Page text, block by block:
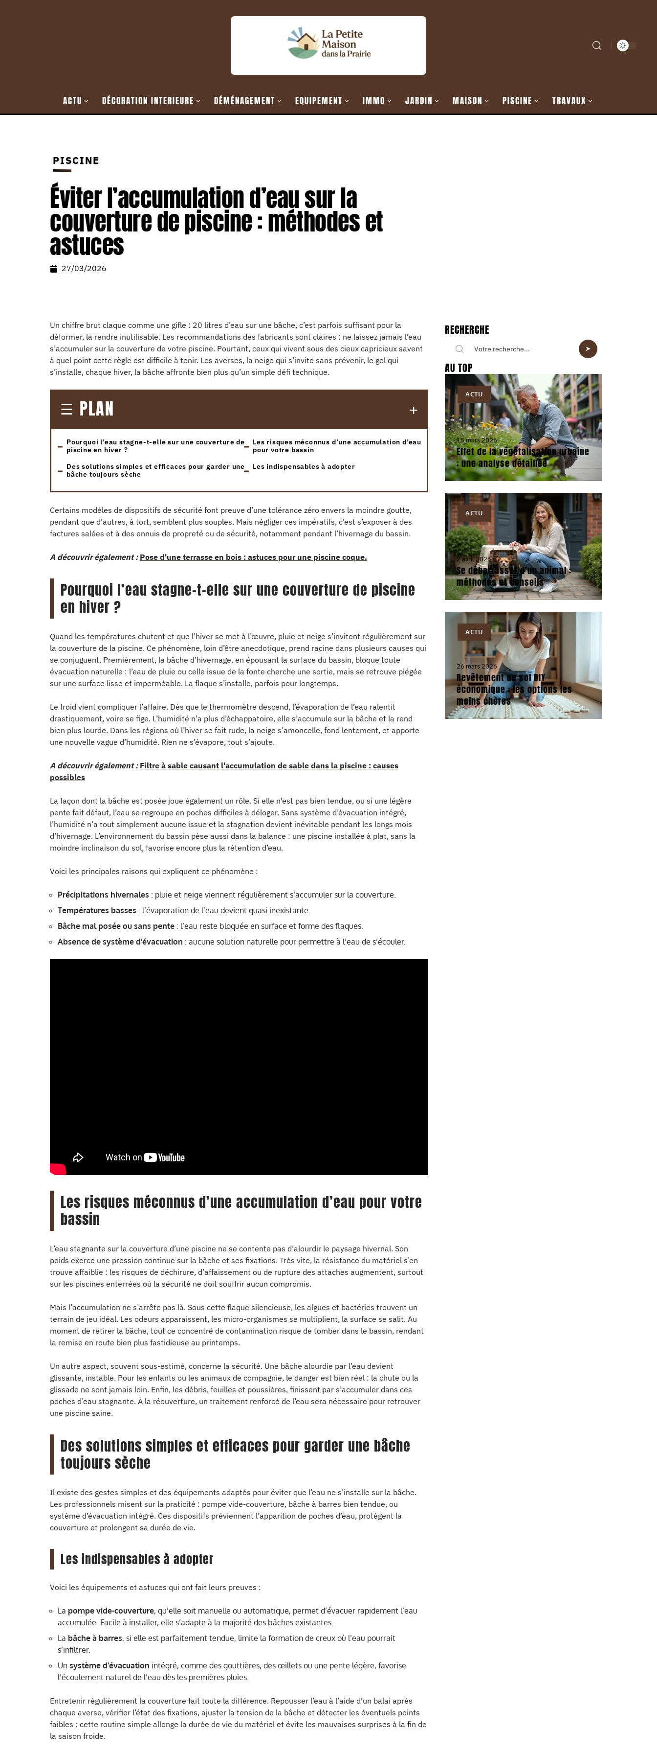
ACTU DÉCORATION INTERIEURE DÉMÉNAGEMENT EQUIPEMENT IMMO JARDIN MAISON PISCINE TRAVAUX
PISCINE
Éviter l’accumulation d’eau sur la
couverture de piscine : méthodes et
astuces
27/03/2026
Un chiffre brut claque comme une gifle : 20 litres d’eau sur une bâche, c’est parfois suffisant pour la
déformer, la rendre inutilisable. Les recommandations des fabricants sont claires : ne laissez jamais l’eau
s’accumuler sur la couverture de votre piscine. Pourtant, ceux qui vivent sous des cieux capricieux savent
à quel point cette règle est difficile à tenir. Les averses, la neige qui s’invite sans prévenir, le gel qui
s’installe, chaque hiver, la bâche affronte bien plus qu’un simple défi technique.
PLAN
Pourquoi l’eau stagne-t-elle sur une couverture de
piscine en hiver ?
Les risques méconnus d’une accumulation d’eau
pour votre bassin
Des solutions simples et efficaces pour garder une
bâche toujours sèche
Les indispensables à adopter
Certains modèles de dispositifs de sécurité font preuve d’une tolérance zéro envers la moindre goutte,
pendant que d’autres, à tort, semblent plus souples. Mais négliger ces impératifs, c’est s’exposer à des
factures salées et à des ennuis de propreté ou de sécurité, notamment pendant l’hivernage du bassin.
A découvrir également : Pose d'une terrasse en bois : astuces pour une piscine coque.
Pourquoi l’eau stagne-t-elle sur une couverture de piscine
en hiver ?
Quand les températures chutent et que l’hiver se met à l’œuvre, pluie et neige s’invitent régulièrement sur
la couverture de la piscine. Ce phénomène, loin d’être anecdotique, prend racine dans plusieurs causes qui
se conjuguent. Premièrement, la bâche d’hivernage, en épousant la surface du bassin, bloque toute
évacuation naturelle : l’eau de pluie ou celle issue de la fonte cherche une sortie, mais se retrouve piégée
sur une surface lisse et imperméable. La flaque s’installe, parfois pour longtemps.
Le froid vient compliquer l’affaire. Dès que le thermomètre descend, l’évaporation de l’eau ralentit
drastiquement, voire se fige. L’humidité n’a plus d’échappatoire, elle s’accumule sur la bâche et la rend
bien plus lourde. Dans les régions où l’hiver se fait rude, la neige s’amoncelle, fond lentement, et apporte
une nouvelle vague d’humidité. Rien ne s’évapore, tout s’ajoute.
A découvrir également : Filtre à sable causant l'accumulation de sable dans la piscine : causes
possibles
La façon dont la bâche est posée joue également un rôle. Si elle n’est pas bien tendue, ou si une légère
pente fait défaut, l’eau se regroupe en poches difficiles à déloger. Sans système d’évacuation intégré,
l’humidité n’a tout simplement aucune issue et la stagnation devient inévitable pendant les longs mois
d’hivernage. L’environnement du bassin pèse aussi dans la balance : une piscine installée à plat, sans la
moindre inclinaison du sol, favorise encore plus la rétention d’eau.
Voici les principales raisons qui expliquent ce phénomène :
Précipitations hivernales : pluie et neige viennent régulièrement s’accumuler sur la couverture.
Températures basses : l’évaporation de l’eau devient quasi inexistante.
Bâche mal posée ou sans pente : l’eau reste bloquée en surface et forme des flaques.
Absence de système d’évacuation : aucune solution naturelle pour permettre à l’eau de s’écouler.
Les risques méconnus d’une accumulation d’eau pour votre
bassin
L’eau stagnante sur la couverture d’une piscine ne se contente pas d’alourdir le paysage hivernal. Son
poids exerce une pression continue sur la bâche et ses fixations. Très vite, la résistance du matériel s’en
trouve affaiblie : les risques de déchirure, d’affaissement ou de rupture des attaches augmentent, surtout
sur les piscines enterrées où la sécurité ne doit souffrir aucun compromis.
Mais l’accumulation ne s’arrête pas là. Sous cette flaque silencieuse, les algues et bactéries trouvent un
terrain de jeu idéal. Les odeurs apparaissent, les micro-organismes se multiplient, la surface se salit. Au
moment de retirer la bâche, tout ce concentré de contamination risque de tomber dans le bassin, rendant
la remise en route bien plus fastidieuse au printemps.
Un autre aspect, souvent sous-estimé, concerne la sécurité. Une bâche alourdie par l’eau devient
glissante, instable. Pour les enfants ou les animaux de compagnie, le danger est bien réel : la chute ou la
glissade ne sont jamais loin. Enfin, les débris, feuilles et poussières, finissent par s’accumuler dans ces
poches d’eau stagnante. À la réouverture, un traitement renforcé de l’eau sera nécessaire pour retrouver
une piscine saine.
Des solutions simples et efficaces pour garder une bâche
toujours sèche
Il existe des gestes simples et des équipements adaptés pour éviter que l’eau ne s’installe sur la bâche.
Les professionnels misent sur la praticité : pompe vide-couverture, bâche à barres bien tendue, ou
système d’évacuation intégré. Ces dispositifs préviennent l’apparition de poches d’eau, protègent la
couverture et prolongent sa durée de vie.
Les indispensables à adopter
Voici les équipements et astuces qui ont fait leurs preuves :
La pompe vide-couverture, qu’elle soit manuelle ou automatique, permet d’évacuer rapidement l’eau
accumulée. Facile à installer, elle s’adapte à la majorité des bâches existantes.
La bâche à barres, si elle est parfaitement tendue, limite la formation de creux où l’eau pourrait
s’infiltrer.
Un système d’évacuation intégré, comme des gouttières, des œillets ou une pente légère, favorise
l’écoulement naturel de l’eau dès les premières pluies.
Entretenir régulièrement la couverture fait toute la différence. Repousser l’eau à l’aide d’un balai après
chaque averse, vérifier l’état des fixations, ajuster la tension de la bâche et détecter les éventuels points
faibles : cette routine simple allonge la durée de vie du matériel et évite les mauvaises surprises à la fin de
la saison froide.
RECHERCHE
AU TOP
ACTU
15 mars 2026
Effet de la végétalisation urbaine
: une analyse détaillée
ACTU
2 avril 2026
Se débarrasser d’un animal :
méthodes et conseils
ACTU
26 mars 2026
Revêtement de sol DIY
économique : les options les
moins chères